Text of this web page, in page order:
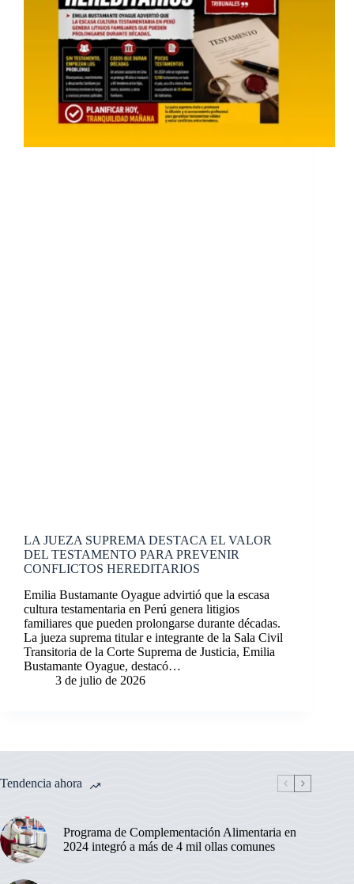
LA JUEZA SUPREMA DESTACA EL VALOR
DEL TESTAMENTO PARA PREVENIR
CONFLICTOS HEREDITARIOS
Emilia Bustamante Oyague advirtió que la escasa
cultura testamentaria en Perú genera litigios
familiares que pueden prolongarse durante décadas.
La jueza suprema titular e integrante de la Sala Civil
Transitoria de la Corte Suprema de Justicia, Emilia
Bustamante Oyague, destacó…
3 de julio de 2026
Tendencia ahora
Programa de Complementación Alimentaria en
2024 integró a más de 4 mil ollas comunes